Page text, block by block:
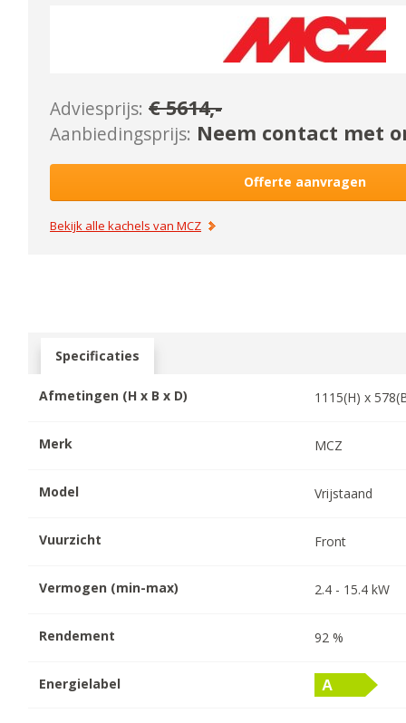
Adviesprijs: €5614,-
Aanbiedingsprijs: Neem contact met
Offerte aanvragen
Bekijk alle kachels vanMCZ
Specificaties
Afmetingen (H x B x D) 1115(H) x 578
Merk MCZ
Model Vrijstaand
Vuurzicht Front
Vermogen (min-max) 2.4 - 15.4 kW
Rendement 92 %
Energielabel